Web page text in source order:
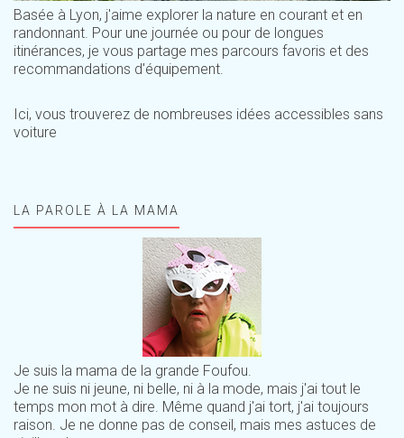
Basée à Lyon, j'aime explorer la nature en courant et en
randonnant. Pour une journée ou pour de longues
itinérances, je vous partage mes parcours favoris et des
recommandations d'équipement.
Ici, vous trouverez de nombreuses idées accessibles sans
voiture
LA PAROLE À LA MAMA
Je suis la mama de la grande Foufou.
Je ne suis ni jeune, ni belle, ni à la mode, mais j'ai tout le
temps mon mot à dire. Même quand j'ai tort, j'ai toujours
raison. Je ne donne pas de conseil, mais mes astuces de